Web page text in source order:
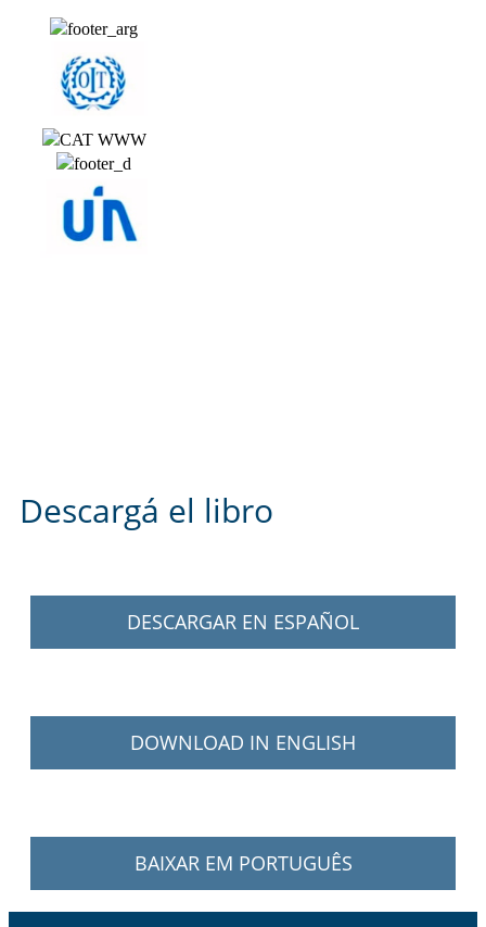
Descargá el libro
DESCARGAR EN ESPAÑOL
DOWNLOAD IN ENGLISH
BAIXAR EM PORTUGUÊS